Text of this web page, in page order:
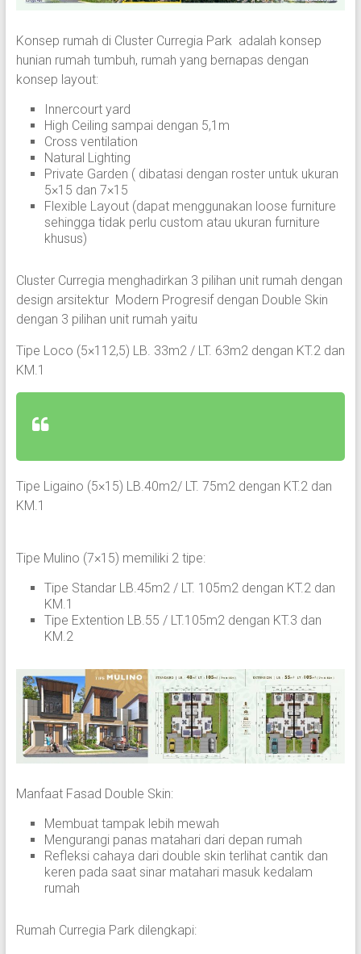
Konsep rumah di Cluster Curregia Park adalah konsep
hunian rumah tumbuh, rumah yang bernapas dengan
konsep layout:
Innercourt yard
High Ceiling sampai dengan 5,1m
Cross ventilation
Natural Lighting
Private Garden ( dibatasi dengan roster untuk ukuran
5×15 dan 7×15
Flexible Layout (dapat menggunakan loose furniture
sehingga tidak perlu custom atau ukuran furniture
khusus)
Cluster Curregia menghadirkan 3 pilihan unit rumah dengan
design arsitektur Modern Progresif dengan Double Skin
dengan 3 pilihan unit rumah yaitu
Tipe Loco (5×112,5) LB. 33m2 / LT. 63m2 dengan KT.2 dan
KM.1
Tipe Ligaino (5×15) LB.40m2/ LT. 75m2 dengan KT.2 dan
KM.1
Tipe Mulino (7×15) memiliki 2 tipe:
Tipe Standar LB.45m2 / LT. 105m2 dengan KT.2 dan
KM.1
Tipe Extention LB.55 / LT.105m2 dengan KT.3 dan
KM.2
Manfaat Fasad Double Skin:
Membuat tampak lebih mewah
Mengurangi panas matahari dari depan rumah
Refleksi cahaya dari double skin terlihat cantik dan
keren pada saat sinar matahari masuk kedalam
rumah
Rumah Curregia Park dilengkapi: